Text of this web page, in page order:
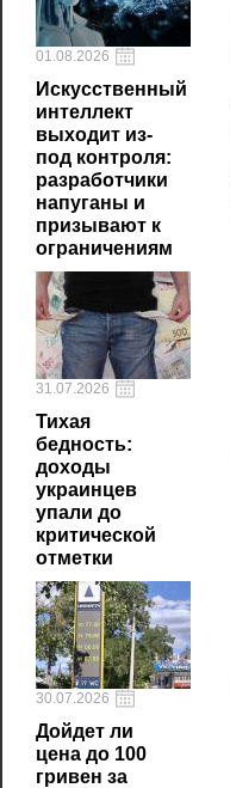
01.08.2026
Искусственный
интеллект
выходит из-
под контроля:
разработчики
напуганы и
призывают к
ограничениям
31.07.2026
Тихая
бедность:
доходы
украинцев
упали до
критической
отметки
30.07.2026
Дойдет ли
цена до 100
гривен за